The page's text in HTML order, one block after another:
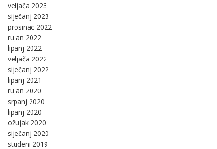
veljača 2023
siječanj 2023
prosinac 2022
rujan 2022
lipanj 2022
veljača 2022
siječanj 2022
lipanj 2021
rujan 2020
srpanj 2020
lipanj 2020
ožujak 2020
siječanj 2020
studeni 2019